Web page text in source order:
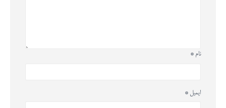
نام *
ایمیل *